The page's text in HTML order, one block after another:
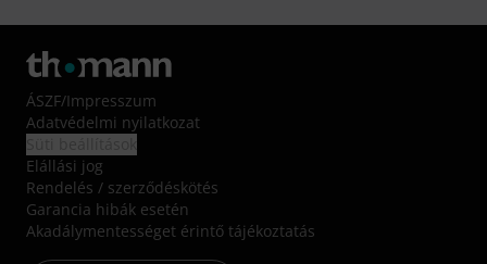
ÁSZF/Impresszum
Adatvédelmi nyilatkozat
Elállási jog
Rendelés / szerződéskötés
Garancia hibák esetén
Akadálymentességet érintő tájékoztatás